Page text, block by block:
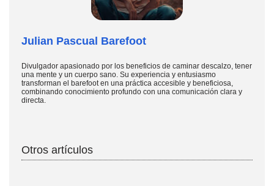
Julian Pascual Barefoot
Divulgador apasionado por los beneficios de caminar descalzo, tener
una mente y un cuerpo sano. Su experiencia y entusiasmo
transforman el barefoot en una práctica accesible y beneficiosa,
combinando conocimiento profundo con una comunicación clara y
directa.
Otros artículos